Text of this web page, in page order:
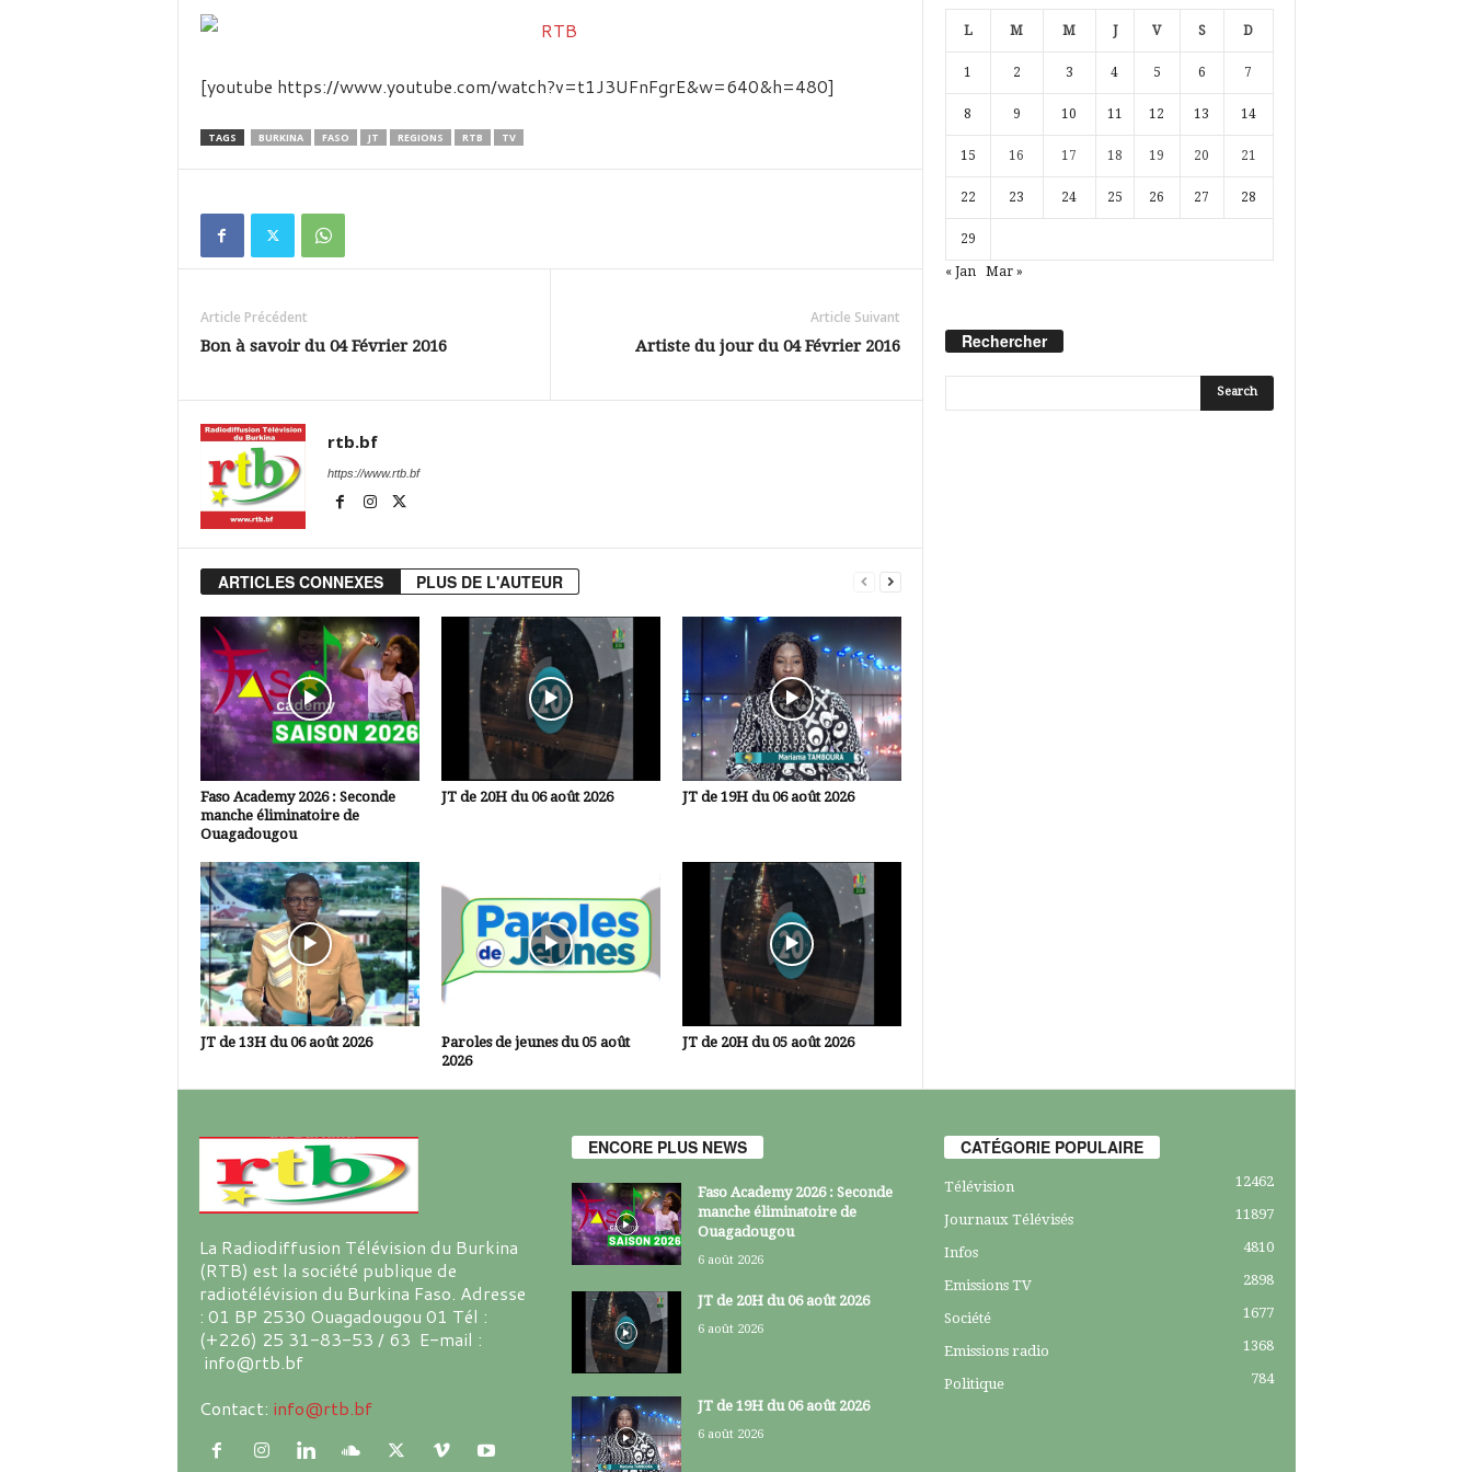
d
k
[youtube https://www.youtube.com/watch?v=t1J3UFnFgrE&w=640&h=480]
TAGS BURKINA FASO JT REGIONS RTB TV
Article Précédent
Bon à savoir du 04 Février 2016
Article Suivant
Artiste du jour du 04 Février 2016
rtb.bf
https://www.rtb.bf
ARTICLES CONNEXES PLUS DE L'AUTEUR
Faso Academy 2026 : Seconde
manche éliminatoire de
Ouagadougou
JT de 20H du 06 août 2026 JT de 19H du 06 août 2026
JT de 13H du 06 août 2026
Paroles de jeunes du 05 août
2026
JT de 20H du 05 août 2026
L M M J V S D
1 2 3 4 5 6 7
8 9 10 11 12 13 14
15 16 17 18 19 20 21
22 23 24 25 26 27 28
29
« Jan Mar »
Rechercher
La Radiodiffusion Télévision du Burkina
(RTB) est la société publique de
radiotélévision du Burkina Faso. Adresse
: 01 BP 2530 Ouagadougou 01 Tél :
(+226) 25 31-83-53 / 63 E-mail :
info@rtb.bf
Contact: info@rtb.bf
ENCORE PLUS NEWS
Faso Academy 2026 : Seconde
manche éliminatoire de
Ouagadougou
6 août 2026
JT de 20H du 06 août 2026
6 août 2026
JT de 19H du 06 août 2026
6 août 2026
CATÉGORIE POPULAIRE
Télévision 12462
Journaux Télévisés 11897
Infos 4810
Emissions TV 2898
Société 1677
Emissions radio 1368
Politique 784